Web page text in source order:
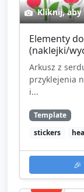
Kliknij, aby
Elementy
(naklejki/
Arkusz z
przyklejenia
i...
Template
stickers
🎉